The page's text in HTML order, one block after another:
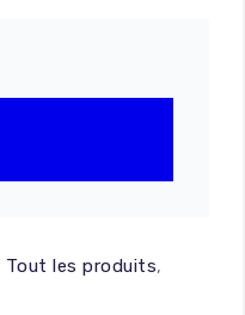
Tout les produits,